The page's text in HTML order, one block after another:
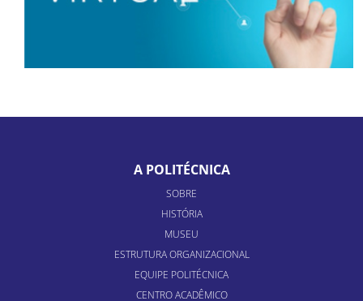
A POLITÉCNICA
SOBRE
HISTÓRIA
MUSEU
ESTRUTURA ORGANIZACIONAL
EQUIPE POLITÉCNICA
CENTRO ACADÊMICO